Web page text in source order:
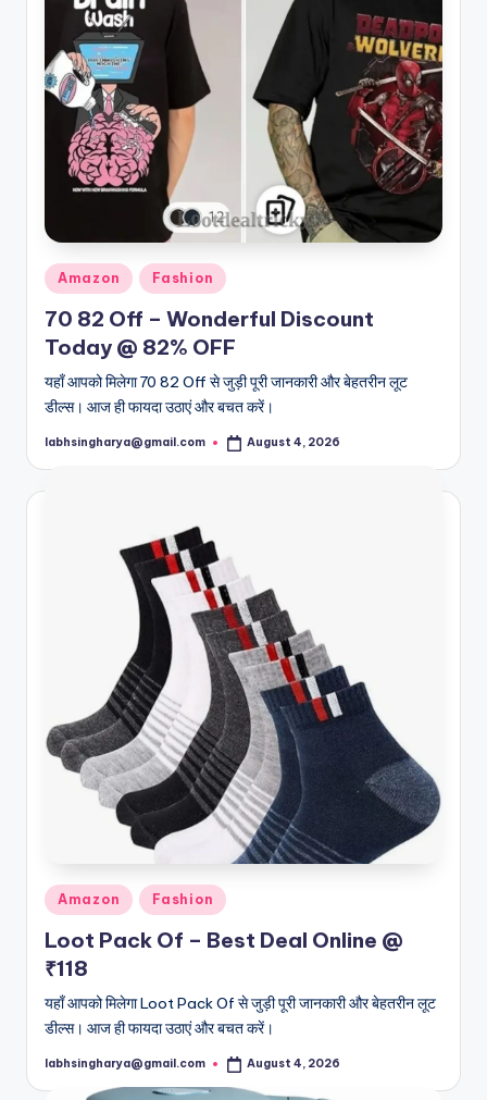
Posted
in
Amazon Fashion
70 82 Off – Wonderful Discount
Today @ 82% OFF
यहाँ आपको मिलेगा 70 82 Off से जुड़ी पूरी जानकारी और बेहतरीन लूट
डील्स। आज ही फायदा उठाएं और बचत करें।
Posted
labhsingharya@gmail.com August 4, 2026
Posted
in
Amazon Fashion
Loot Pack Of – Best Deal Online @
₹118
यहाँ आपको मिलेगा Loot Pack Of से जुड़ी पूरी जानकारी और बेहतरीन लूट
डील्स। आज ही फायदा उठाएं और बचत करें।
Posted
labhsingharya@gmail.com August 4, 2026